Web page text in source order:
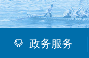
政务服务